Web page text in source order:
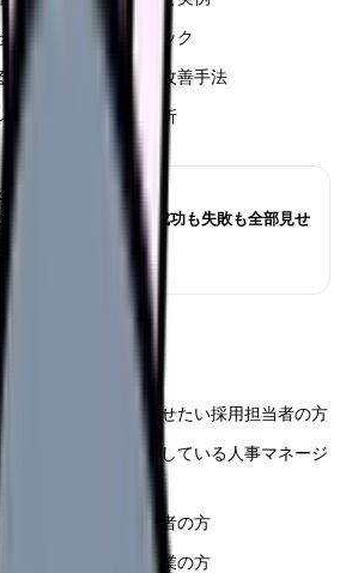
る最新の制作テクニック
ためのデータ分析と改善手法
ンドと世代別傾向分析
リアル体験談12選｜成功も失敗も全部見せ
しい人
動画の効果を向上させたい採用担当者の方
ルや新規制作を検討している人事マネージ
したい採用戦略担当者の方
動画制作を目指す企業の方